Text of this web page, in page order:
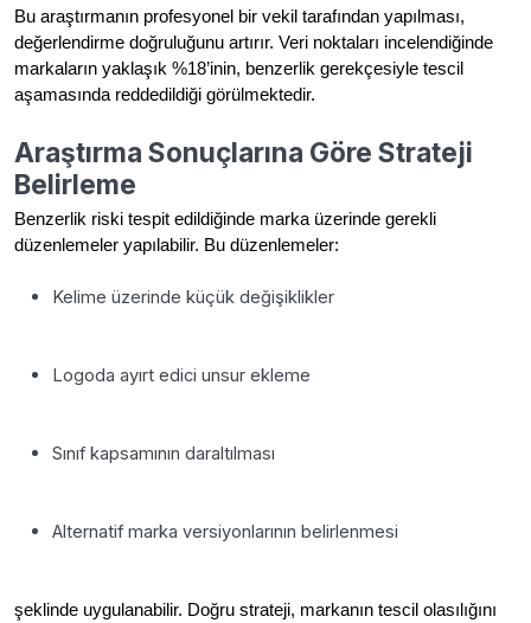
Bu araştırmanın profesyonel bir vekil tarafından yapılması,
değerlendirme doğruluğunu artırır. Veri noktaları incelendiğinde
markaların yaklaşık %18’inin, benzerlik gerekçesiyle tescil
aşamasında reddedildiği görülmektedir.
Araştırma Sonuçlarına Göre Strateji
Belirleme
Benzerlik riski tespit edildiğinde marka üzerinde gerekli
düzenlemeler yapılabilir. Bu düzenlemeler:
Kelime üzerinde küçük değişiklikler
Logoda ayırt edici unsur ekleme
Sınıf kapsamının daraltılması
Alternatif marka versiyonlarının belirlenmesi
şeklinde uygulanabilir. Doğru strateji, markanın tescil olasılığını